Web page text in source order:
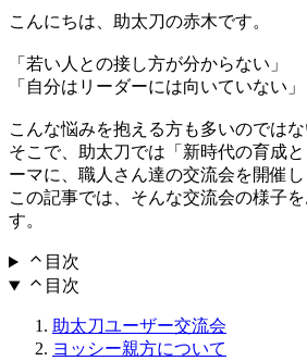
こんにちは、助太刀の赤木です。
「若い人との接し方が分からない」
「自分はリーダーには向いていない」
こんな悩みを抱える方も多いのではな
そこで、助太刀では「新時代の育成
ーマに、職人さん達の交流会を開催し
この記事では、そんな交流会の様子
す。
目次
目次
助太刀ユーザー交流会
ヨッシー親方について